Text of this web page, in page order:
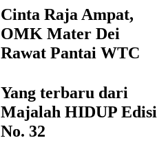
Cinta Raja Ampat,
OMK Mater Dei
Rawat Pantai WTC
Yang terbaru dari
Majalah HIDUP Edisi
No. 32